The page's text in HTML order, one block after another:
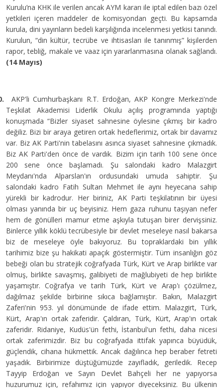
Kurulu’na KHK ile verilen ancak AYM kararı ile iptal edilen bazı özel
yetkileri içeren maddeler de komisyondan geçti. Bu kapsamda
kurula, dini yayınların bedeli karşılığında incelenmesi yetkisi tanındı.
Kurulun, “din kültür, tecrübe ve ihtisasları ile tanınmış” kişilerden
rapor, tebliğ, makale ve vaaz için yararlanmasına olanak sağlandı.
(14 Mayıs)
AKP'li Cumhurbaşkanı R.T. Erdoğan, AKP Kongre Merkezi'nde
Teşkilat Akademisi Liderlik Okulu açılış programında yaptığı
konuşmada “Bizler siyaset sahnesine öylesine çıkmış bir kadro
değiliz. Bizi bir araya getiren ortak hedeflerimiz, ortak bir davamız
var. Biz AK Parti'nin tabelasını asınca siyaset sahnesine çıkmadık.
Biz AK Parti'den önce de vardık. Bizim için tarih 100 sene önce
200 sene önce başlamadı. Şu salondaki kadro Malazgirt
Meydanı'nda Alparslan'ın ordusundaki umuda sahiptir. Şu
salondaki kadro Fatih Sultan Mehmet ile aynı heyecana sahip
yürekli bir kadrodur. Her biriniz, AK Parti teşkilatının bir üyesi
olması yanında bir uç beyisiniz. Hem gaza ruhunu taşıyan nefer
hem de gönülleri mamur etme aşkıyla tutuşan birer dervişsiniz.
Binlerce yıllık köklü tecrübesiyle bir devlet meseleye nasıl bakarsa
biz de meseleye öyle bakıyoruz. Bu topraklardaki bin yıllık
tarihimiz bize şu hakikati apaçık göstermiştir. Tüm insanlığın göz
bebeği olan bu stratejik coğrafyada Türk, Kürt ve Arap birlikte var
olmuş, birlikte savaşmış, galibiyeti de mağlubiyeti de hep birlikte
yaşamıştır. Coğrafya ve tarih Türk, Kürt ve Arap'ı çözülmez,
dağılmaz şekilde birbirine sıkıca bağlamıştır. Bakın, Malazgirt
Zaferi'nin 953. yıl dönümünde de ifade ettim. Malazgirt, Türk,
Kürt, Arap'ın ortak zaferidir. Çaldıran, Türk, Kürt, Arap'ın ortak
zaferidir. Ridaniye, Kudüs'ün fethi, İstanbul'un fethi, daha nicesi
ortak zaferimizdir. Biz bu coğrafyada ittifak yapınca büyüdük,
güçlendik, cihana hükmettik. Ancak dağılınca hep beraber fetreti
yaşadık. Birbirimize düştüğümüzde zayıfladık, geriledik. Recep
Tayyip Erdoğan ve Sayın Devlet Bahçeli her ne yapıyorsa
huzurumuz için, refahımız için yapıyor diyeceksiniz. Bu ülkenin